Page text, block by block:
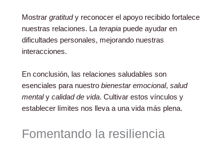
Mostrar gratitudy reconocer el apoyo recibido fortalece
nuestras relaciones. La terapia puede ayudar en
dificultades personales, mejorando nuestras
interacciones.
En conclusión, las relaciones saludables son
esenciales para nuestro bienestar emocional, salud
mentaly calidad de vida. Cultivar estos vínculos y
establecer límites nos lleva a una vida más plena.
Fomentando la resiliencia